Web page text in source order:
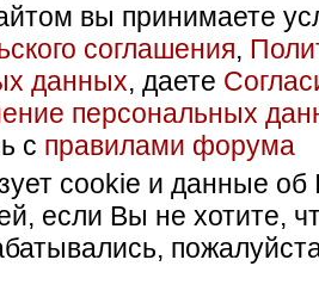
вы принимаете
соглашения,
данных, даете
персональных
с правилами форума
cookie и данные об
если Вы не хотите,